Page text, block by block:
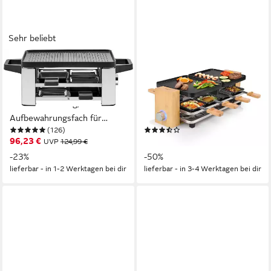
Sehr beliebt
WMF
Raclette LONO, 4
Raclettepfännchen, 870 W,
LED-Beleuchtung,
Aufbewahrungsfach für
unbenutzte Pfännchen
(126)
96,23 € UVP 124,99 €
-23%
lieferbar - in 1-2 Werktagen bei dir
Raclette, 8
Raclettepfännchen, 1300 W,
Tischgrill Holz Design 2-8
Personen Parkdeck für
benutzte Pfännchen
(5)
-50%
lieferbar - in 3-4 Werktagen bei dir